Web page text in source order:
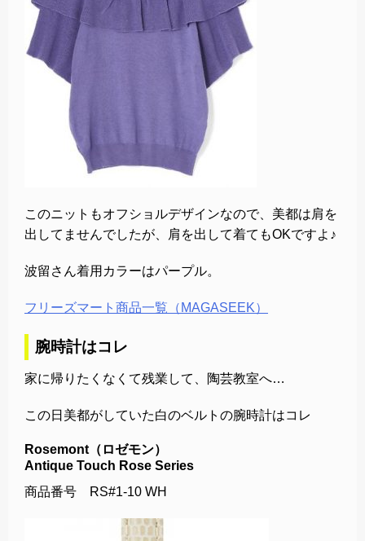
このニットもオフショルデザインなので、美都は肩を
出してませんでしたが、肩を出して着てもOKですよ♪
波留さん着用カラーはパープル。
フリーズマート商品一覧（MAGASEEK）
腕時計はコレ
家に帰りたくなくて残業して、陶芸教室へ…
この日美都がしていた白のベルトの腕時計はコレ
Rosemont（ロゼモン）
Antique Touch Rose Series
商品番号 RS#1-10 WH